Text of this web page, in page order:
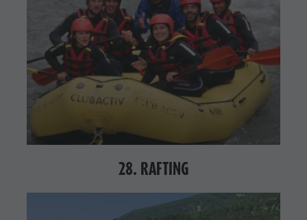
28. RAFTING